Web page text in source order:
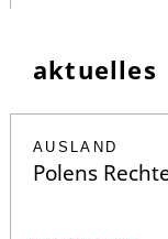
aktuelles
AUSLAND
Polens